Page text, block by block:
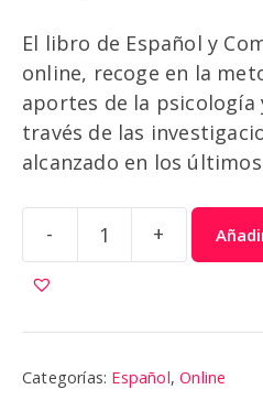
El libro de Español y
online, recoge en la
aportes de la psicología
través de las
alcanzado en los
-
Español
Cola
Blanca
+
Categorías: Español,Online